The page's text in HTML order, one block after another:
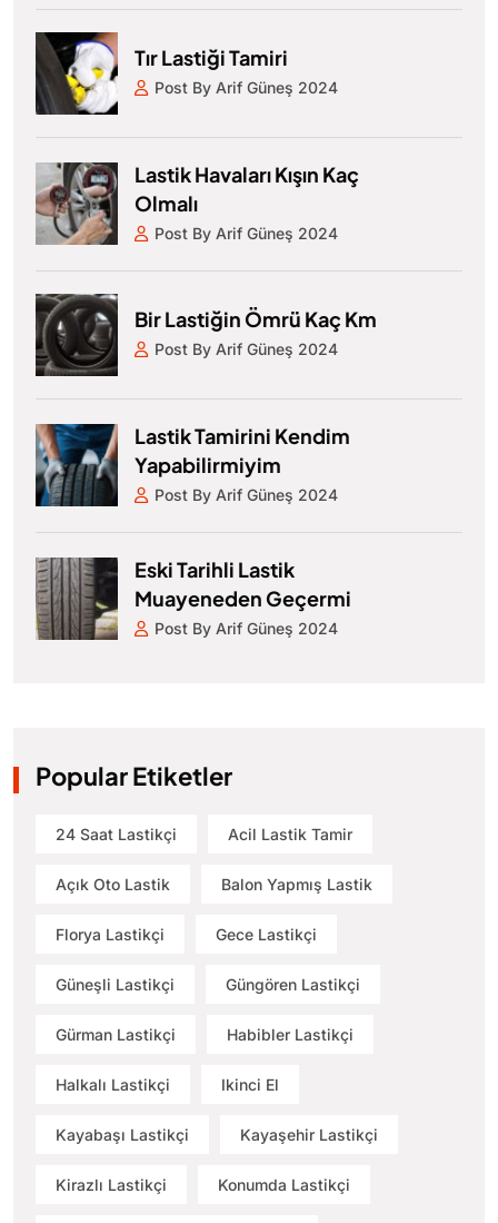
Tır Lastiği Tamiri
Post By Arif Güneş 2024
Lastik Havaları Kışın Kaç
Olmalı
Post By Arif Güneş 2024
Bir Lastiğin Ömrü Kaç Km
Post By Arif Güneş 2024
Lastik Tamirini Kendim
Yapabilirmiyim
Post By Arif Güneş 2024
Eski Tarihli Lastik
Muayeneden Geçermi
Post By Arif Güneş 2024
Popular Etiketler
24 Saat Lastikçi Acil Lastik Tamir
Açık Oto Lastik Balon Yapmış Lastik
Florya Lastikçi Gece Lastikçi
Güneşli Lastikçi Güngören Lastikçi
Gürman Lastikçi Habibler Lastikçi
Halkalı Lastikçi Ikinci El
Kayabaşı Lastikçi Kayaşehir Lastikçi
Kirazlı Lastikçi Konumda Lastikçi